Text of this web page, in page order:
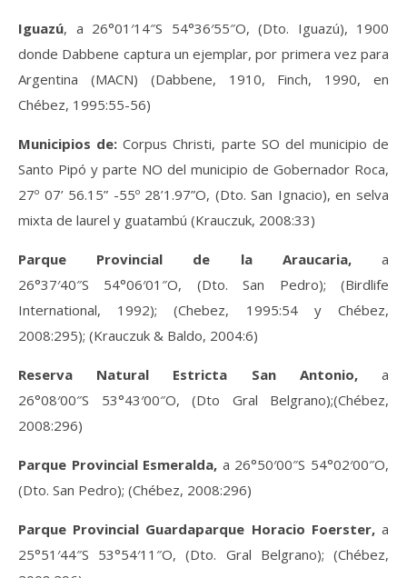
Iguazú, a 26°01′14″S 54°36′55″O, (Dto. Iguazú), 1900
donde Dabbene captura un ejemplar, por primera vez para
Argentina (MACN) (Dabbene, 1910, Finch, 1990, en
Chébez, 1995:55-56)
Municipios de: Corpus Christi, parte SO del municipio de
Santo Pipó y parte NO del municipio de Gobernador Roca,
27º 07’ 56.15” -55º 28’1.97”O, (Dto. San Ignacio), en selva
mixta de laurel y guatambú (Krauczuk, 2008:33)
Parque Provincial de la Araucaria,a
26°37′40″S 54°06′01″O, (Dto. San Pedro); (Birdlife
International, 1992); (Chebez, 1995:54 y Chébez,
2008:295); (Krauczuk & Baldo, 2004:6)
Reserva Natural Estricta San Antonio,a
26°08′00″S 53°43′00″O, (Dto Gral Belgrano);(Chébez,
2008:296)
Parque Provincial Esmeralda, a 26°50′00″S 54°02′00″O,
(Dto. San Pedro); (Chébez, 2008:296)
Parque Provincial Guardaparque Horacio Foerster,a
25°51′44″S 53°54′11″O, (Dto. Gral Belgrano); (Chébez,